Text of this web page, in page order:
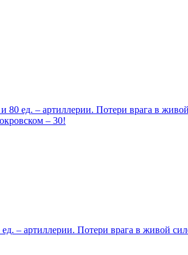
ед. – артиллерии. Потери врага в
– 30!
– артиллерии. Потери врага в живой